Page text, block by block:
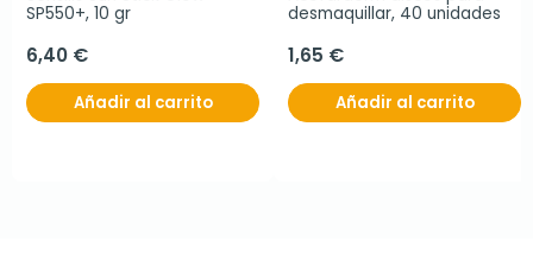
SP550+, 10 gr
6,40 €
Añadir al carrito
desmaquillar, 40 unidades
1,65 €
Añadir al carrito